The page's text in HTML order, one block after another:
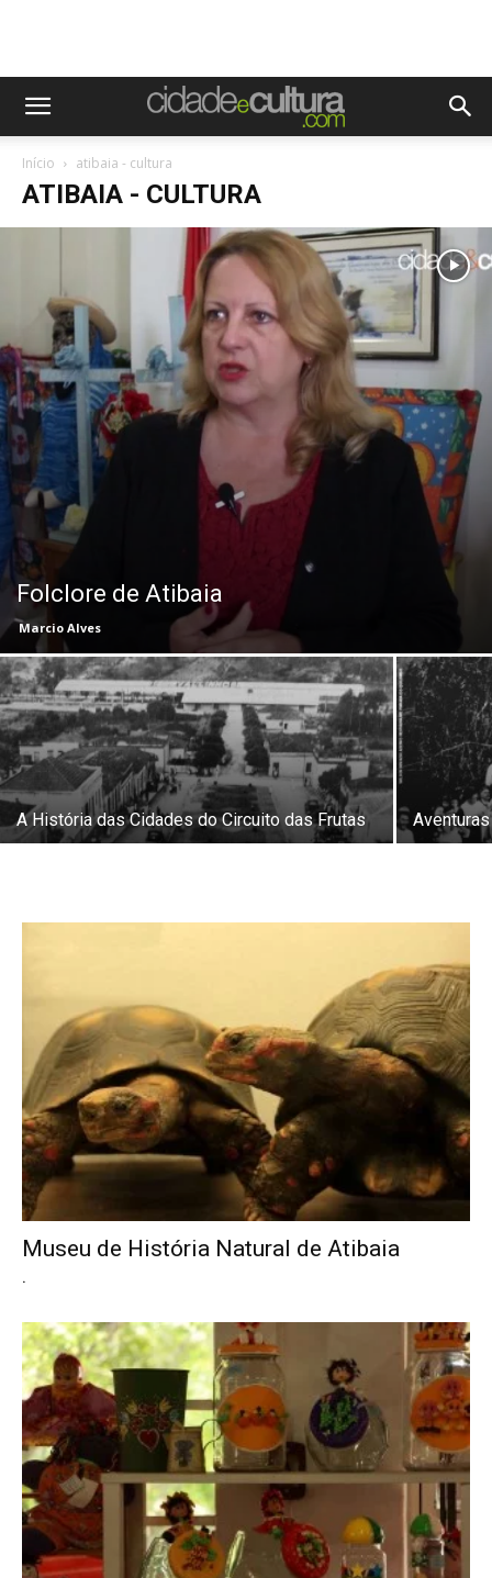
Início atibaia - cultura
ATIBAIA - CULTURA
Folclore de Atibaia
Marcio Alves
A História das Cidades do Circuito das Frutas
Museu de História Natural de Atibaia
.